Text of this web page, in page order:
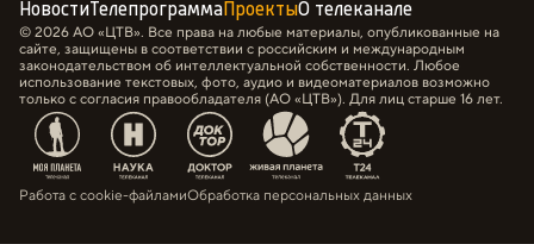
НовостиТелепрограммаПроектыО телеканале
© 2026 АО «ЦТВ». Все права на любые материалы, опубликованные на
сайте, защищены в соответствии с российским и международным
законодательством об интеллектуальной собственности. Любое
использование текстовых, фото, аудио и видеоматериалов возможно
только с согласия правообладателя (АО «ЦТВ»). Для лиц старше 16 лет.
Работа с cookie-файламиОбработка персональных данных